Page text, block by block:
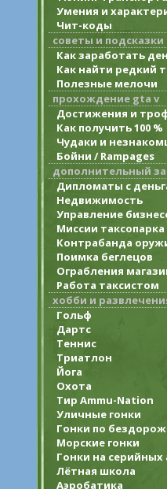
Умения и
Чит-коды
советы и подсказки
Как заработать
Как найти редкий
Полезные мелочи
прохождение gta v
Достижения и
Как получить 100 %
Чудаки и
Бойни / Rampages
дополнительный
Дипломаты с
Недвижимость
Управление
Миссии таксопарка
Контрабанда
Поимка беглецов
Ограбления
Работа таксистом
хобби и
Гольф
Дартс
Теннис
Триатлон
Йога
Охота
Тир Ammu-Nation
Уличные гонки
Гонки по
Морские гонки
Гонки на серийных
Лётная школа
Аэробатика